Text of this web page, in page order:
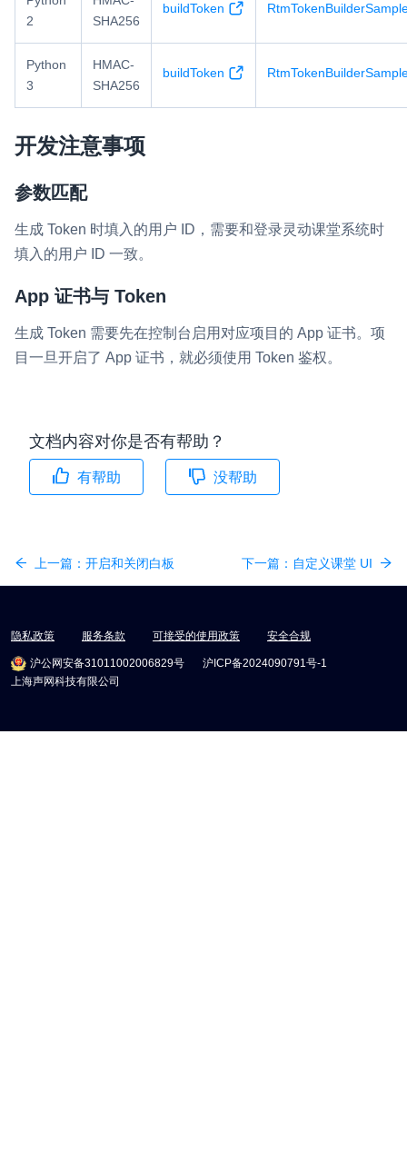
2
SHA256
buildToken
Python
3
HMAC-
SHA256
buildToken
开发注意事项
参数匹配
生成 Token 时填入的用户 ID，需要和登录灵动课堂系统时
填入的用户 ID 一致。
App 证书与 Token
生成 Token 需要先在控制台启用对应项目的 App 证书。项
目一旦开启了 App 证书，就必须使用 Token 鉴权。
文档内容对你是否有帮助？
有帮助 没帮助
上一篇： 开启和关闭白板 下一篇： 自定义课堂 UI
隐私政策 服务条款 可接受的使用政策 安全合规
沪公网安备31011002006829号
沪ICP备2024090791号-1
上海声网科技有限公司